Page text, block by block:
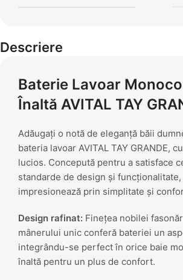
Descriere
Baterie Lavoar
Înaltă AVITAL TAY
Adăugați o notă de eleganță băii
bateria lavoar AVITAL TAY GRANDE,
lucios. Concepută pentru a satisface
standarde de design și
impresionează prin simplitate și
Design rafinat: Finețea nobilei
mânerului unic conferă bateriei un
integrându-se perfect în orice baie
înaltă pentru un plus de confort.